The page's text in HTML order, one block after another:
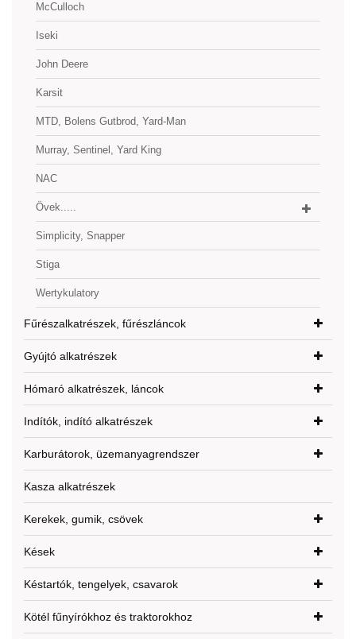
McCulloch
Iseki
John Deere
Karsit
MTD, Bolens Gutbrod, Yard-Man
Murray, Sentinel, Yard King
NAC
Övek.....
Simplicity, Snapper
Stiga
Wertykulatory
Fűrészalkatrészek, fűrészláncok
Gyújtó alkatrészek
Hómaró alkatrészek, láncok
Indítók, indító alkatrészek
Karburátorok, üzemanyagrendszer
Kasza alkatrészek
Kerekek, gumik, csövek
Kések
Késtartók, tengelyek, csavarok
Kötél fűnyírókhoz és traktorokhoz